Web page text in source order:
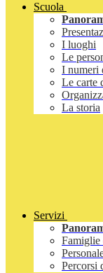
Scuola
I luoghi
Le
I numeri
Le carte
La storia
Servizi
Famiglie
Percorsi